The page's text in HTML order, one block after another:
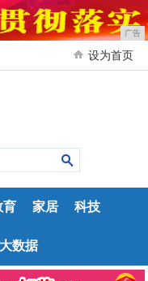
广告
设为首页
育 家居 科技
大数据